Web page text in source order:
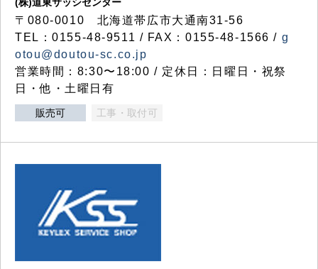
〒080-0010 北海道帯広市大通南31-56
TEL：0155-48-9511 / FAX：0155-48-1566 / g
otou@doutou-sc.co.jp
営業時間：8:30〜18:00 / 定休日：日曜日・祝祭
日・他・土曜日有
販売可 工事・取付可